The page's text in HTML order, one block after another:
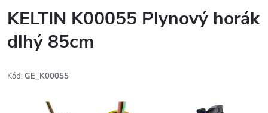
KELTIN K00055 Plynový horák
dlhý 85cm
Kód: GE_K00055